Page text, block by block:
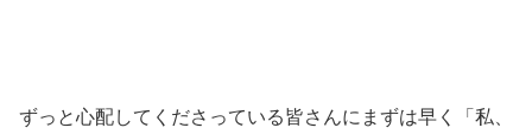
ずっと心配してくださっている皆さんにまずは早く「私、